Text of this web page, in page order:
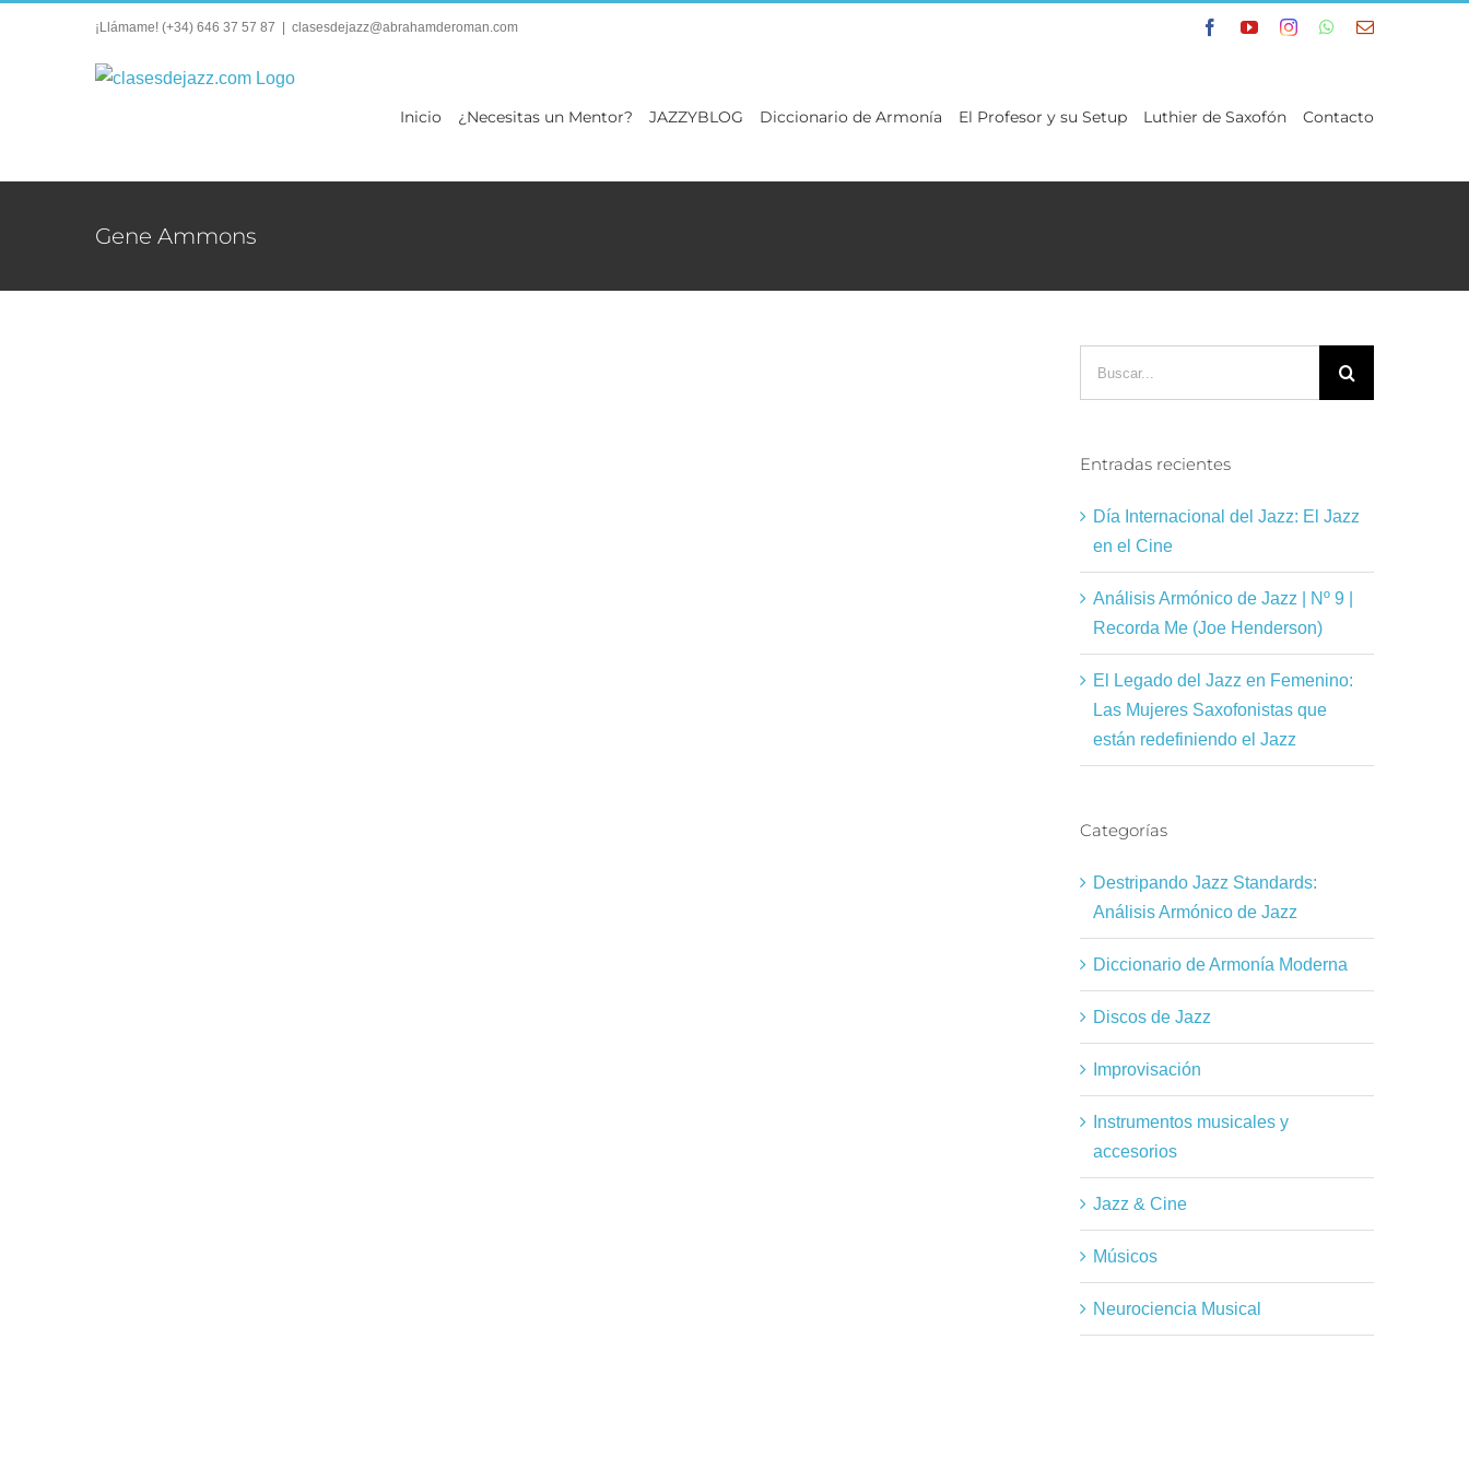
¡Llámame! (+34) 646 37 57 87 clasesdejazz@abrahamderoman.com FacebookYouTubeInstagramWhatsApp
Correo
Inicio ¿Necesitas un Mentor? JAZZYBLOG Diccionario de Armonía El Profesor y su Setup Luthier de Saxofón Contacto
Gene Ammons
Entradas recientes
Día Internacional del Jazz: El Jazz
en el Cine
Análisis Armónico de Jazz | Nº 9 |
Recorda Me (Joe Henderson)
El Legado del Jazz en Femenino:
Las Mujeres Saxofonistas que
están redefiniendo el Jazz
Categorías
Destripando Jazz Standards:
Análisis Armónico de Jazz
Diccionario de Armonía Moderna
Discos de Jazz
Improvisación
Instrumentos musicales y
accesorios
Jazz & Cine
Músicos
Neurociencia Musical